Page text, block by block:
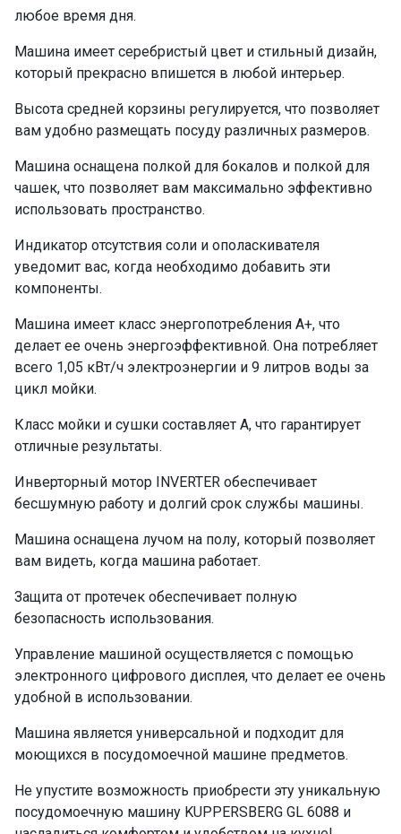
любое время дня.
Машина имеет серебристый цвет и стильный дизайн,
который прекрасно впишется в любой интерьер.
Высота средней корзины регулируется, что позволяет
вам удобно размещать посуду различных размеров.
Машина оснащена полкой для бокалов и полкой для
чашек, что позволяет вам максимально эффективно
использовать пространство.
Индикатор отсутствия соли и ополаскивателя
уведомит вас, когда необходимо добавить эти
компоненты.
Машина имеет класс энергопотребления А+, что
делает ее очень энергоэффективной. Она потребляет
всего 1,05 кВт/ч электроэнергии и 9 литров воды за
цикл мойки.
Класс мойки и сушки составляет А, что гарантирует
отличные результаты.
Инверторный мотор INVERTER обеспечивает
бесшумную работу и долгий срок службы машины.
Машина оснащена лучом на полу, который позволяет
вам видеть, когда машина работает.
Защита от протечек обеспечивает полную
безопасность использования.
Управление машиной осуществляется с помощью
электронного цифрового дисплея, что делает ее очень
удобной в использовании.
Машина является универсальной и подходит для
моющихся в посудомоечной машине предметов.
Не упустите возможность приобрести эту уникальную
посудомоечную машину KUPPERSBERG GL 6088 и